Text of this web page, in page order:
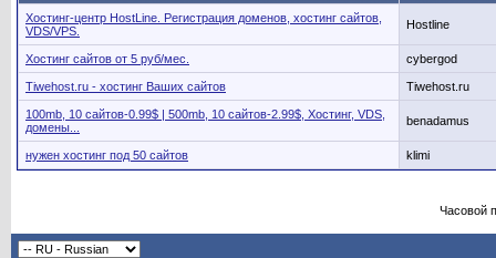
Хостинг-центр HostLine. Регистрация доменов, хостинг сайтов,
VDS/VPS.
Hostline
Хостинг сайтов от 5 руб/мес. cybergod
Tiwehost.ru - хостинг Ваших сайтов Tiwehost.ru
100mb, 10 сайтов-0.99$ | 500mb, 10 сайтов-2.99$, Хостинг, VDS,
домены...
benadamus
нужен хостинг под 50 сайтов klimi
Часовой